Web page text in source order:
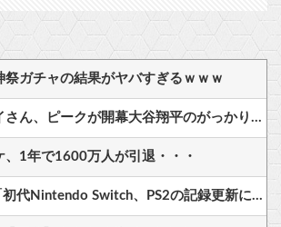
祭ガチャの結果がヤバすぎるｗｗｗ
【悲報】 ニンダイさん、ピークが開幕大谷翔平のがっかりダイレクトだったと言われてしまう
、1年で1600万人が引退・・・
【朗報】Forbes「初代Nintendo Switch、PS2の記録更新に王手 世界一まで残り150万台」